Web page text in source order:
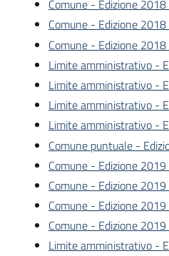
Comune - Edizione
Comune - Edizione
Comune - Edizione
Limite amministrativo -
Limite amministrativo -
Limite amministrativo -
Limite amministrativo -
Comune puntuale -
Comune - Edizione
Comune - Edizione
Comune - Edizione
Comune - Edizione
Limite amministrativo -